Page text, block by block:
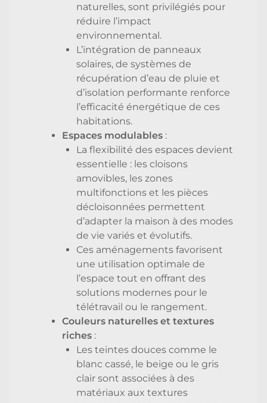
naturelles, sont privilégiés pour
réduire l’impact
environnemental.
L’intégration de panneaux
solaires, de systèmes de
récupération d’eau de pluie et
d’isolation performante renforce
l’efficacité énergétique de ces
habitations.
Espaces modulables :
La flexibilité des espaces devient
essentielle : les cloisons
amovibles, les zones
multifonctions et les pièces
décloisonnées permettent
d’adapter la maison à des modes
de vie variés et évolutifs.
Ces aménagements favorisent
une utilisation optimale de
l’espace tout en offrant des
solutions modernes pour le
télétravail ou le rangement.
Couleurs naturelles et textures
riches :
Les teintes douces comme le
blanc cassé, le beige ou le gris
clair sont associées à des
matériaux aux textures